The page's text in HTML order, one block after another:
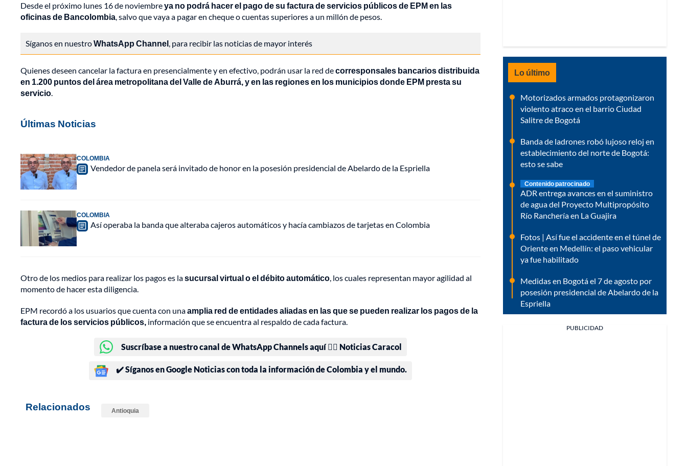
Desde el próximo lunes 16 de noviembreya no podrá hacer el pago de su factura de servicios públicos de EPM en las
oficinas de Bancolombia, salvo que vaya a pagar en cheque o cuentas superiores a un millón de pesos.
Síganos en nuestroWhatsApp Channel, para recibir las noticias de mayor interés
Quienes deseen cancelar la factura en presencialmente y en efectivo, podrán usar la red decorresponsales bancarios distribuida
en 1.200 puntos del área metropolitana del Valle de Aburrá, y en las regiones en los municipios donde EPM presta su
servicio.
Últimas Noticias
COLOMBIA
Vendedor de panela será invitado de honor en la posesión presidencial de Abelardo de la Espriella
COLOMBIA
Así operaba la banda que alteraba cajeros automáticos y hacía cambiazos de tarjetas en Colombia
Otro de los medios para realizar los pagos es lasucursal virtual o el débito automático, los cuales representan mayor agilidad al
momento de hacer esta diligencia.
EPM recordó a los usuarios que cuenta con unaamplia red de entidades aliadas en las que se pueden realizar los pagos de la
factura de los servicios públicos, información que se encuentra al respaldo de cada factura.
Suscríbase a nuestro canal de WhatsApp Channels aquí 👉🏻 Noticias Caracol
✔️ Síganos en Google Noticias con toda la información de Colombia y el mundo.
Relacionados Antioquia
Lo último
Motorizados armados protagonizaron
violento atraco en el barrio Ciudad
Salitre de Bogotá
Banda de ladrones robó lujoso reloj en
establecimiento del norte de Bogotá:
esto se sabe
Contenido patrocinado
ADR entrega avances en el suministro
de agua del Proyecto Multipropósito
Río Ranchería en La Guajira
Fotos | Así fue el accidente en el túnel de
Oriente en Medellín: el paso vehicular
ya fue habilitado
Medidas en Bogotá el 7 de agosto por
posesión presidencial de Abelardo de la
Espriella
PUBLICIDAD